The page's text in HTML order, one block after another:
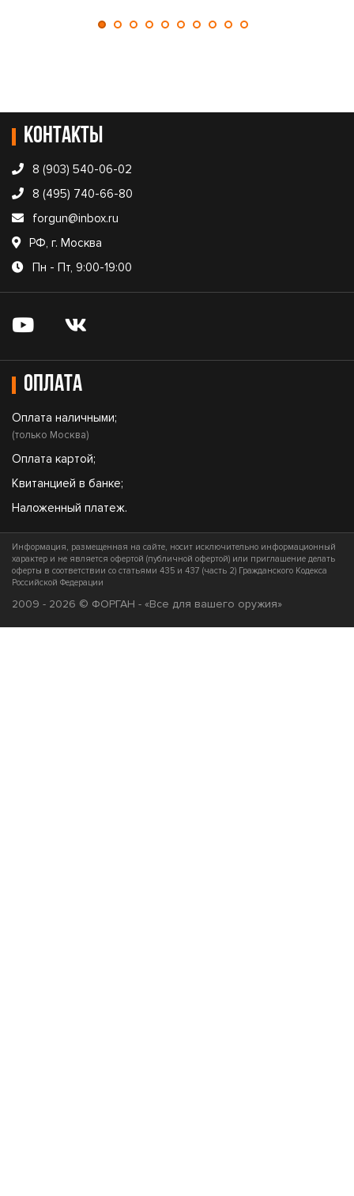
Контакты
8 (903) 540-06-02
8 (495) 740-66-80
forgun@inbox.ru
РФ, г. Москва
Пн - Пт, 9:00-19:00
Оплата
Оплата наличными;
(только Москва)
Оплата картой;
Квитанцией в банке;
Наложенный платеж.
Информация, размещенная на сайте, носит исключительно информационный
характер и не является офертой (публичной офертой) или приглашение делать
оферты в соответствии со статьями 435 и 437 (часть 2) Гражданского Кодекса
Российской Федерации
2009 - 2026 © ФОРГАН - «Все для вашего оружия»